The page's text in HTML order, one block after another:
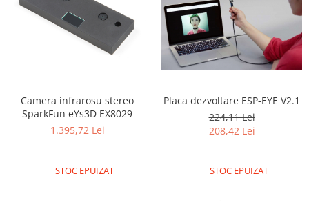
Microcontrollere AVR
PCB - Placute Circuit
Imprimante 3D
Imprimante 3D
3Doodler
Componente
Camera infrarosu stereo
SparkFun eYs3D EX8029
1.395,72 Lei
STOC EPUIZAT
Placa dezvoltare ESP-EYE V2.1
224,11 Lei
208,42 Lei
STOC EPUIZAT